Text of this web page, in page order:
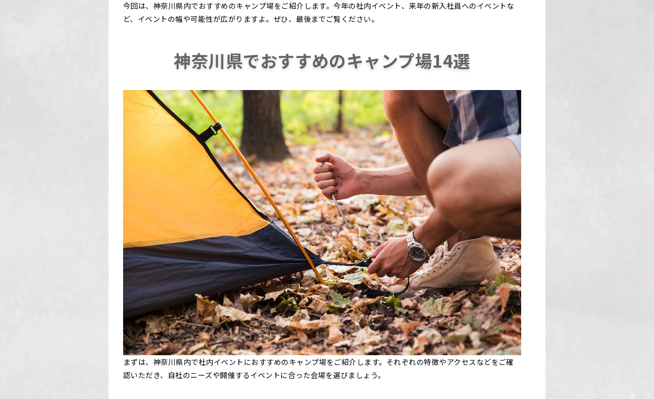
今回は、神奈川県内でおすすめのキャンプ場をご紹介します。今年の社内イベント、来年の新入社員へのイベントな
ど、イベントの幅や可能性が広がりますよ。ぜひ、最後までご覧ください。
神奈川県でおすすめのキャンプ場14選
まずは、神奈川県内で社内イベントにおすすめのキャンプ場をご紹介します。それぞれの特徴やアクセスなどをご確
認いただき、自社のニーズや開催するイベントに合った会場を選びましょう。